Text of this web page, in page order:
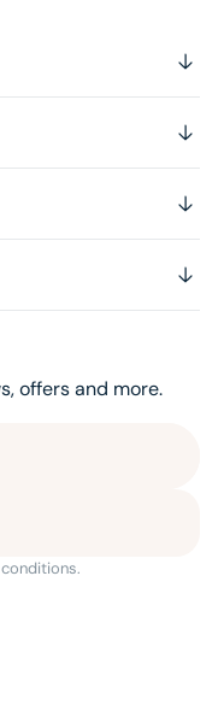
offers and more.